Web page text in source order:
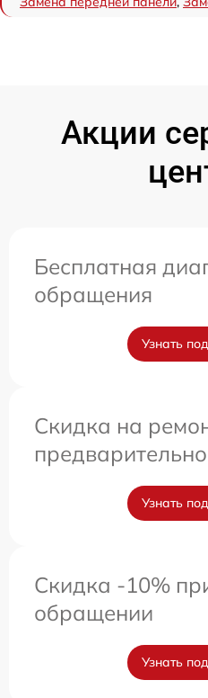
Акции
Бесплатная
обращения
Узнать
Скидка на
Узнать
Скидка -10%
обращении
Узнать